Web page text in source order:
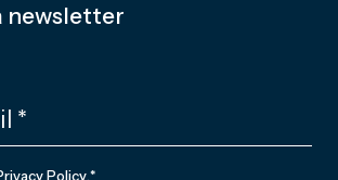
newsletter
Policy.*